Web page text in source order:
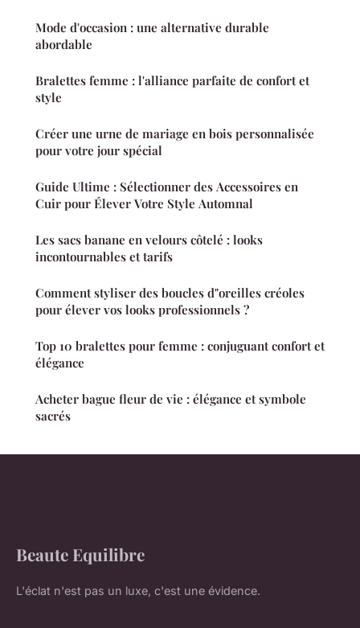
Mode d'occasion : une alternative durable
abordable
Bralettes femme : l'alliance parfaite de confort et
style
Créer une urne de mariage en bois personnalisée
pour votre jour spécial
Guide Ultime : Sélectionner des Accessoires en
Cuir pour Élever Votre Style Automnal
Les sacs banane en velours côtelé : looks
incontournables et tarifs
Comment styliser des boucles d"oreilles créoles
pour élever vos looks professionnels ?
Top 10 bralettes pour femme : conjuguant confort et
élégance
Acheter bague fleur de vie : élégance et symbole
sacrés
Beaute Equilibre
L'éclat n'est pas un luxe, c'est une évidence.